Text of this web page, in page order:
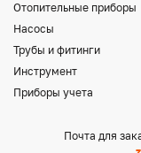
Отопительные приборы
Насосы
Трубы и фитинги
Инструмент
Приборы учета
Почта для